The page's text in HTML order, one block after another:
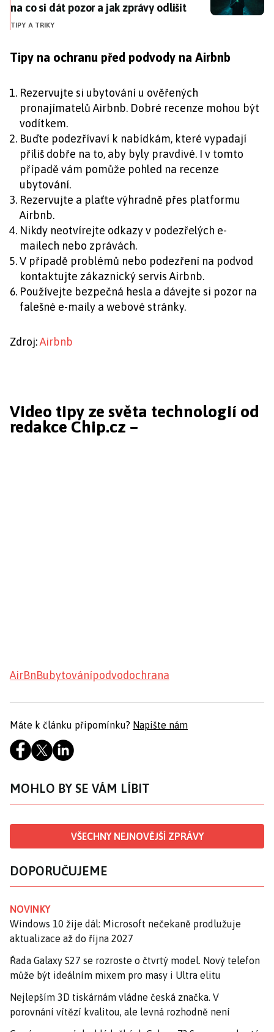
na co si dát pozor a jak zprávy odlišit
TIPY A TRIKY
Tipy na ochranu před podvody na Airbnb
Rezervujte si ubytování u ověřených
pronajímatelů Airbnb. Dobré recenze mohou být
vodítkem.
Buďte podezřívaví k nabídkám, které vypadají
příliš dobře na to, aby byly pravdivé. I v tomto
případě vám pomůže pohled na recenze
ubytování.
Rezervujte a plaťte výhradně přes platformu
Airbnb.
Nikdy neotvírejte odkazy v podezřelých e-
mailech nebo zprávách.
V případě problémů nebo podezření na podvod
kontaktujte zákaznický servis Airbnb.
Používejte bezpečná hesla a dávejte si pozor na
falešné e-maily a webové stránky.
Zdroj:Airbnb
Video tipy ze světa technologií od
redakce Chip.cz –
AirBnBubytovánípodvodochrana
Máte k článku připomínku? Napište nám
MOHLO BY SE VÁM LÍBIT
VŠECHNY NEJNOVĚJŠÍ ZPRÁVY
DOPORUČUJEME
NOVINKY
Windows 10 žije dál: Microsoft nečekaně prodlužuje
aktualizace až do října 2027
Řada Galaxy S27 se rozroste o čtvrtý model. Nový telefon
může být ideálním mixem pro masy i Ultra elitu
Nejlepším 3D tiskárnám vládne česká značka. V
porovnání vítězí kvalitou, ale levná rozhodně není